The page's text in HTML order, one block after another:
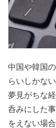
中国や韓国
らいしかな
夢見がちな
呑みにした
をえない場合